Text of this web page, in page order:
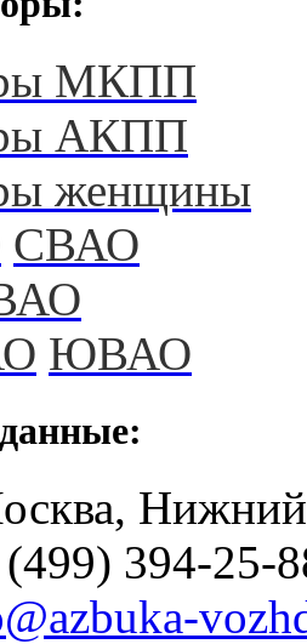
МКПП
АКПП
женщины
СВАО
ЮВАО
394-25-